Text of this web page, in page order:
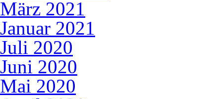
März 2021
Januar 2021
Juli 2020
Juni 2020
Mai 2020